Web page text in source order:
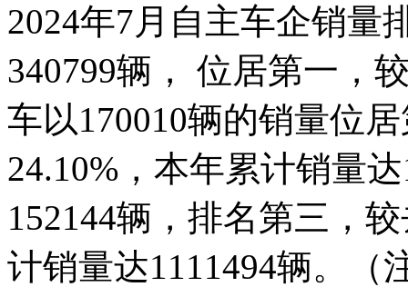
2024年7月自主车企销量
340799辆， 位居第一，
车以170010辆的销量位
24.10%，本年累计销量
152144辆，排名第三，
计销量达1111494辆。（